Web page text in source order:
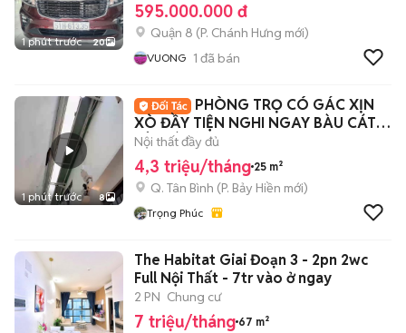
1 phút trước 20
595.000.000 đ
Quận 8 (P. Chánh Hưng mới)
VUONG 1 đã bán
1 phút trước 8
PHÒNG TRỌ CÓ GÁC XỊN
XÒ ĐẦY TIỆN NGHI NGAY BÀU CÁT -
TÂN BÌNH
Nội thất đầy đủ
4,3 triệu/tháng 25 m²
Q. Tân Bình (P. Bảy Hiền mới)
Trọng Phúc
The Habitat Giai Đoạn 3 - 2pn 2wc
Full Nội Thất - 7tr vào ở ngay
2 PN Chung cư
7 triệu/tháng 67 m²